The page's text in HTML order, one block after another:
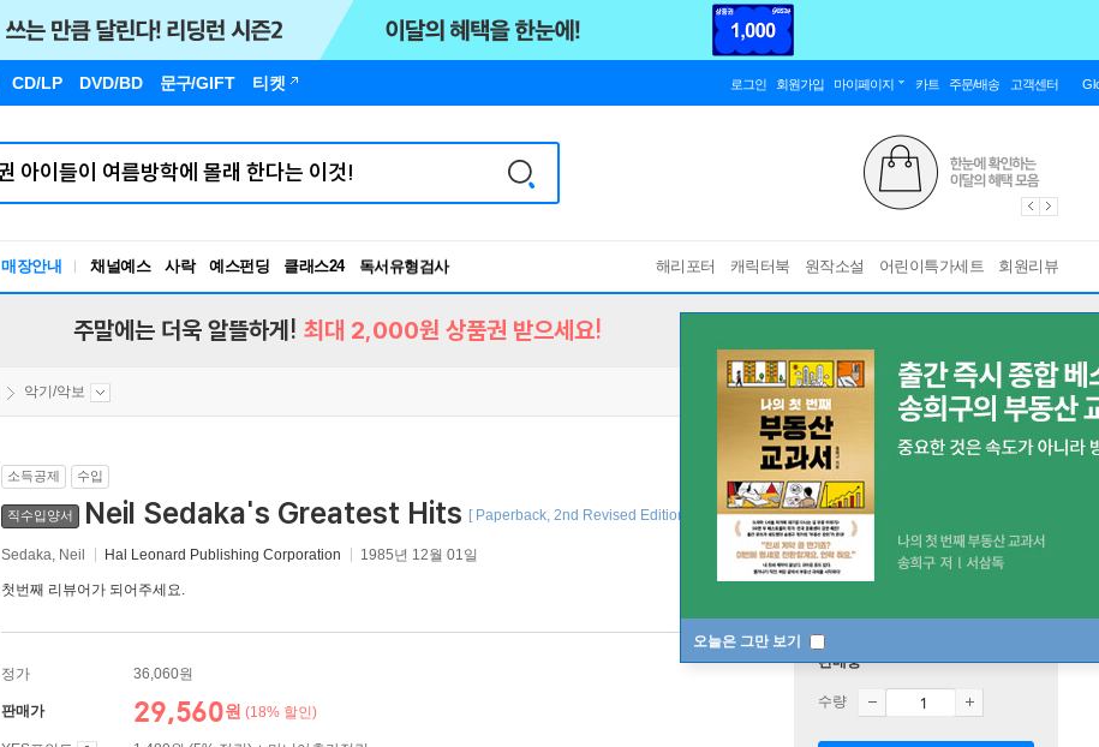
CD/LP DVD/BD 문구/GIFT 티켓 로그인 회원가입 마이페이지 카트 주문/배송 고객센터
매장안내 채널예스 사락 예스펀딩 클래스24
독서유형검사
해리포터 캐릭터북 원작소설 어린이특가세트 회원리뷰
오늘은 그만 보기
주말에는 더욱 알뜰하게! 최대 2,000원 상품권 받으세요!
악기/악보
소득공제 수입
직수입양서 Neil Sedaka's Greatest Hits [ Paperback, 2nd Revised Edition ] 바인딩 & 에디션 안내
Sedaka, Neil Hal Leonard Publishing Corporation 1985년 12월 01일
첫번째 리뷰어가 되어주세요.
정가 36,060원
판매가 29,560원 (18% 할인)
판매중
수량